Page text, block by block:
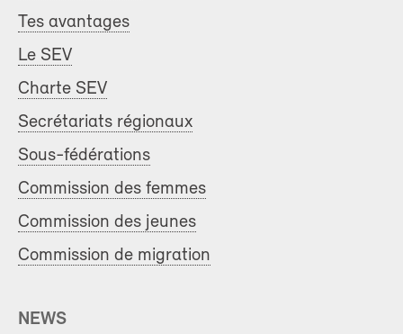
Tes avantages
Le SEV
Charte SEV
Secrétariats régionaux
Sous-fédérations
Commission des femmes
Commission des jeunes
Commission de migration
NEWS